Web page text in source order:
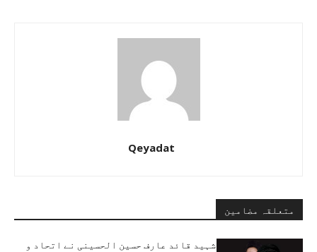
Qeyadat
متعلقہ مضامین
شہید قائد عارف حسین الحسینی نے اتحاد و